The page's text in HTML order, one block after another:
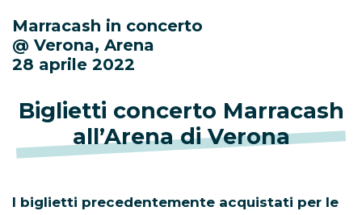
Marracash in concerto
@ Verona, Arena
28 aprile 2022
Biglietti concerto Marracash
all’Arena di Verona
I biglietti precedentemente acquistati per le